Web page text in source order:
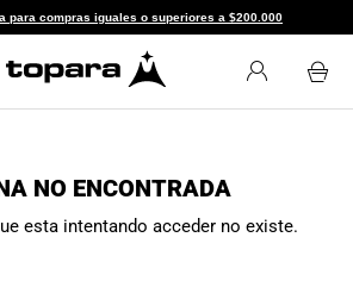
para compras iguales o superiores a $200.000
NO ENCONTRADA
esta intentando acceder no existe.